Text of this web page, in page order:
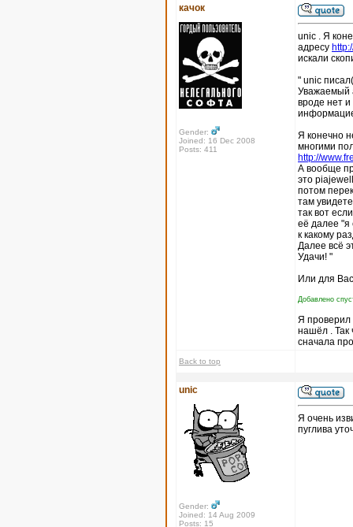
качок
Gender:
Joined: 16 Dec 2008
Posts: 411
unic . Я
адресу
искали
" unic
Уважаемый
вроде нет
Я конечно
многими
http://
А вообще
это
потом
там
так вот
её далее "я
к какому
Далее всё
Удачи! "
Или для
Добавлено
Я проверил
нашёл . Так
сначала
Back to top
unic
Gender:
Joined: 14 Aug 2009
Posts: 15
Я очень
пуглива